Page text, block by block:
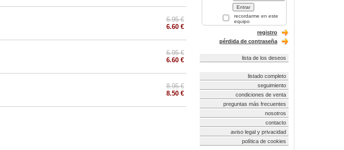
6.95 €
6.60 €
6.95 €
6.60 €
8.95 €
8.50 €
recordarme en este
equipo
registro
pérdida de contraseña
lista de los deseos
listado completo
seguimiento
condiciones de venta
preguntas más frecuentes
nosotros
contacto
aviso legal y privacidad
política de cookies